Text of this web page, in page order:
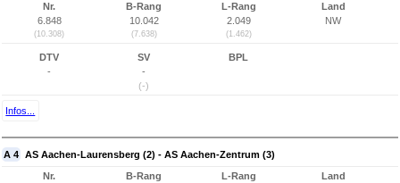
Nr.
6.848
(10.308)
B-Rang
10.042
(7.638)
L-Rang
2.049
(1.462)
Land
NW
DTV
-
SV
-
(-)
BPL
Infos...
A 4 AS Aachen-Laurensberg (2) - AS Aachen-Zentrum (3)
Nr.
B-Rang
L-Rang
Land